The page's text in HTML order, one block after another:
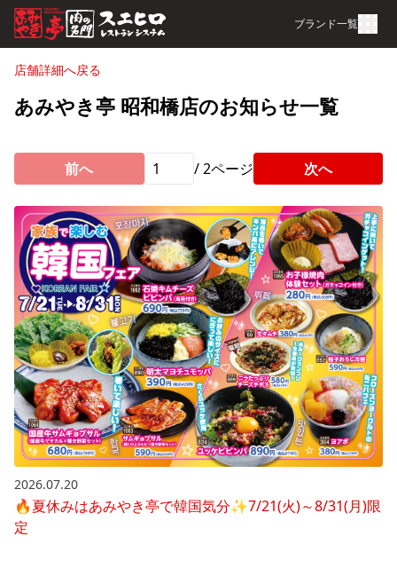
ブランド一覧
店舗詳細へ戻る
あみやき亭 昭和橋店のお知らせ一覧
前へ /2ページ 次へ
2026.07.20
🔥夏休みはあみやき亭で韓国気分✨7/21(火)～8/31(月)限
定